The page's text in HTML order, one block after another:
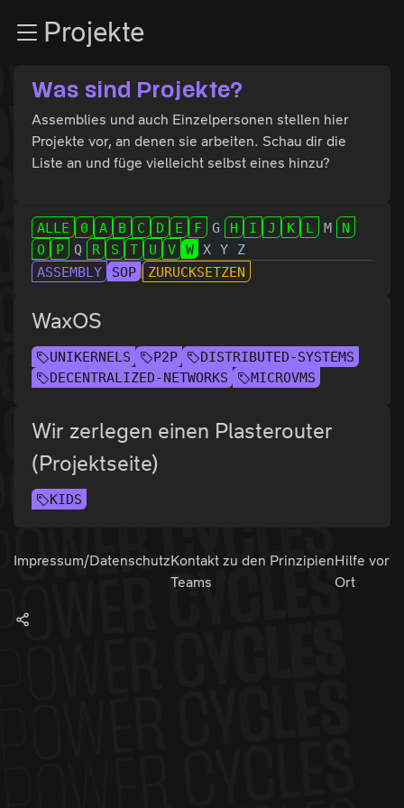
Zum InhaltProjekte
Was sind Projekte?
Assemblies und auch Einzelpersonen stellen hier
Projekte vor, an denen sie arbeiten. Schau dir die
Liste an und füge vielleicht selbst eines hinzu?
ALLE 0 A B C D E F G H I J K L M
N
O
P Q R S T U V W X Y
Z
ASSEMBLY
SOP ZURÜCKSETZEN
WaxOS
UNIKERNELS P2P
DISTRIBUTED-SYSTEMS
DECENTRALIZED-NETWORKS
MICROVMS
Wir zerlegen einen Plasterouter
(Projektseite)
KIDS
Impressum/DatenschutzKontakt zu den
Teams
PrinzipienHilfe vor
Ort